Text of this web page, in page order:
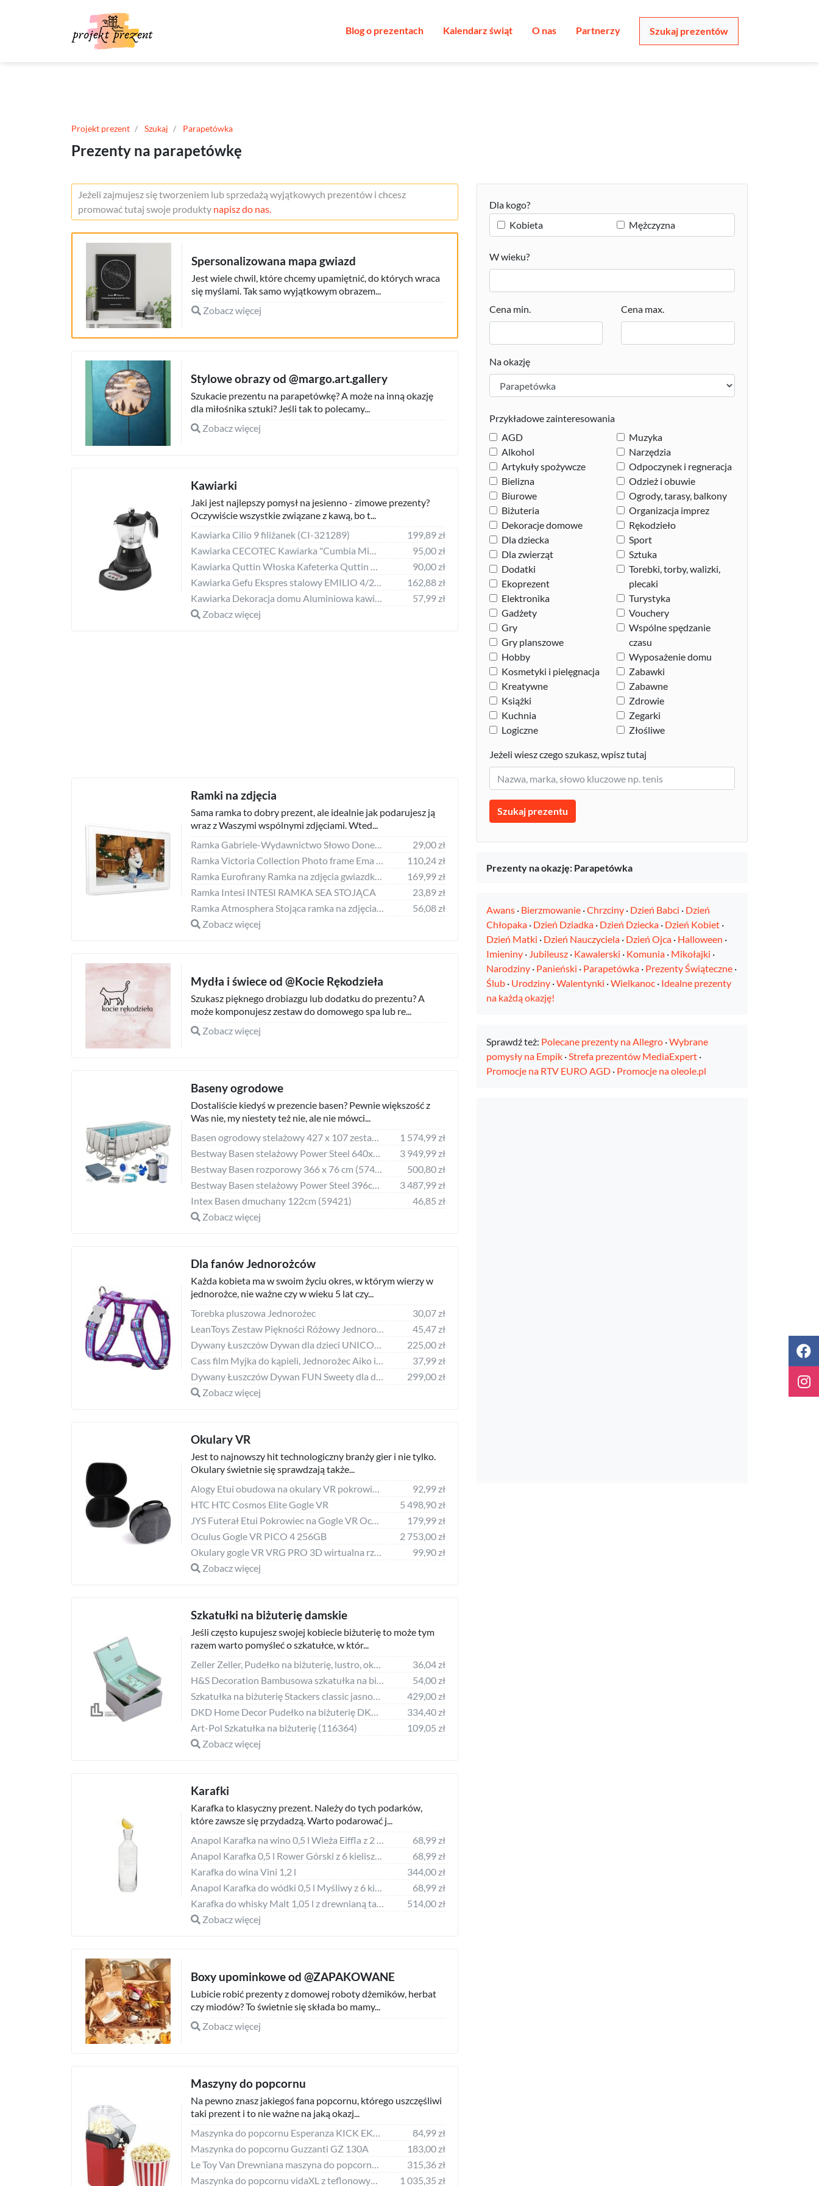
Blog o prezentach Kalendarz świąt O nas Partnerzy Szukaj prezentów
Projekt prezent Szukaj Parapetówka
Prezenty na parapetówkę
Jeżeli zajmujesz się tworzeniem lub sprzedażą wyjątkowych prezentów i chcesz
promować tutaj swoje produkty napisz do nas.
Spersonalizowana mapa gwiazd
Jest wiele chwil, które chcemy upamiętnić, do których wraca
się myślami. Tak samo wyjątkowym obrazem...
Zobacz więcej
Stylowe obrazy od @margo.art.gallery
Szukacie prezentu na parapetówkę? A może na inną okazję
dla miłośnika sztuki? Jeśli tak to polecamy...
Zobacz więcej
Kawiarki
Jaki jest najlepszy pomysł na jesienno - zimowe prezenty?
Oczywiście wszystkie związane z kawą, bo t...
Kawiarka Cilio 9 filiżanek (CI-321289)
199,89 zł
Kawiarka CECOTEC Kawiarka "Cumbia Mimoka 600" Stalowy
95,00 zł
Kawiarka Quttin Włoska Kafeterka Quttin Darkblack Indukcja Czarny - 6 Filiżanek
90,00 zł
Kawiarka Gefu Ekspres stalowy EMILIO 4/200 ml Gefu
162,88 zł
Kawiarka Dekoracja domu Aluminiowa kawiarka Kelsey srebrna
57,99 zł
Zobacz więcej
Ramki na zdjęcia
Sama ramka to dobry prezent, ale idealnie jak podarujesz ją
wraz z Waszymi wspólnymi zdjęciami. Wted...
Ramka Gabriele-Wydawnictwo Słowo Doneck B 13x18 Resin Frame AZ157
29,00 zł
Ramka Victoria Collection Photo frame Ema Gallery 40x40/4/10x15 brown (VF3969) 4741326210891
110,24 zł
Ramka Eurofirany Ramka na zdjęcia gwiazdki ALVI 21X26X2 biała + szara x12
169,99 zł
Ramka Intesi INTESI RAMKA SEA STOJĄCA
23,89 zł
Ramka Atmosphera Stojąca ramka na zdjęcia MAE, 13 x 18 cm
56,08 zł
Zobacz więcej
Mydła i świece od @Kocie Rękodzieła
Szukasz pięknego drobiazgu lub dodatku do prezentu? A
może komponujesz zestaw do domowego spa lub re...
Zobacz więcej
Baseny ogrodowe
Dostaliście kiedyś w prezencie basen? Pewnie większość z
Was nie, my niestety też nie, ale nie mówci...
Basen ogrodowy stelażowy 427 x 107 zestaw 17w1 Bestway 5614Z
1 574,99 zł
Bestway Basen stelażowy Power Steel 640x274cm 18w1 (5611Z)
3 949,99 zł
Bestway Basen rozporowy 366 x 76 cm (57445)
500,80 zł
Bestway Basen stelażowy Power Steel 396cm (5614V)
3 487,99 zł
Intex Basen dmuchany 122cm (59421)
46,85 zł
Zobacz więcej
Dla fanów Jednorożców
Każda kobieta ma w swoim życiu okres, w którym wierzy w
jednorożce, nie ważne czy w wieku 5 lat czy...
Torebka pluszowa Jednorożec
30,07 zł
LeanToys Zestaw Piękności Różowy Jednorożec Makijaż
45,47 zł
Dywany Łuszczów Dywan dla dzieci UNICORN róż JEDNOROŻEC, 150x300 cm
225,00 zł
Cass film Myjka do kąpieli, Jednorożec Aiko i Yiuki
37,99 zł
Dywany Łuszczów Dywan FUN Sweety dla dzieci, jednorożec, tęcza beż, 160x220 cm
299,00 zł
Zobacz więcej
Okulary VR
Jest to najnowszy hit technologiczny branży gier i nie tylko.
Okulary świetnie się sprawdzają także...
Alogy Etui obudowa na okulary VR pokrowiec do Oculus Quest 2 uniwersalny
92,99 zł
HTC HTC Cosmos Elite Gogle VR
5 498,90 zł
JYS Futerał Etui Pokrowiec na Gogle VR Oculus Quest 2 / JYS-OC007
179,99 zł
Oculus Gogle VR PICO 4 256GB
2 753,00 zł
Okulary gogle VR VRG PRO 3D wirtualna rzeczywistość na telefon 5-7 cali ze słuchawkami Czarne
99,90 zł
Zobacz więcej
Szkatułki na biżuterię damskie
Jeśli często kupujesz swojej kobiecie biżuterię to może tym
razem warto pomyśleć o szkatułce, w któr...
Zeller Zeller, Pudełko na biżuterię, lustro, okrągłe, polyresin, szary
36,04 zł
H&S Decoration Bambusowa szkatułka na biżuterię ORGANIZER 15x12cm
54,00 zł
Szkatułka na biżuterię Stackers classic jasnobeżowa z 2 szufladami
429,00 zł
DKD Home Decor Pudełko na biżuterię DKD Home Decor Drewno Plaża (34 x 14 x 24 cm)
334,40 zł
Art-Pol Szkatułka na biżuterię (116364)
109,05 zł
Zobacz więcej
Karafki
Karafka to klasyczny prezent. Należy do tych podarków,
które zawsze się przydadzą. Warto podarować j...
Anapol Karafka na wino 0,5 l Wieża Eiffla z 2 kieliszkami
68,99 zł
Anapol Karafka 0,5 l Rower Górski z 6 kieliszkami
68,99 zł
Karafka do wina Vini 1,2 l
344,00 zł
Anapol Karafka do wódki 0,5 l Myśliwy z 6 kieliszkami
68,99 zł
Karafka do whisky Malt 1,05 l z drewnianą tacą 2 el.
514,00 zł
Zobacz więcej
Boxy upominkowe od @ZAPAKOWANE
Lubicie robić prezenty z domowej roboty dżemików, herbat
czy miodów? To świetnie się składa bo mamy...
Zobacz więcej
Maszyny do popcornu
Na pewno znasz jakiegoś fana popcornu, którego uszczęśliwi
taki prezent i to nie ważne na jaką okazj...
Maszynka do popcornu Esperanza KICK EKP007
84,99 zł
Maszynka do popcornu Guzzanti GZ 130A
183,00 zł
Le Toy Van Drewniana maszyna do popcornu zabawka Le Toy Van
315,36 zł
Maszynka do popcornu vidaXL z teflonowym pojemnikiem 51058
1 035,35 zł
Dla kogo?
Kobieta
Mężczyzna
W wieku?
Cena min. Cena max.
Na okazję
Przykładowe zainteresowania
AGD
Alkohol
Artykuły spożywcze
Bielizna
Biurowe
Biżuteria
Dekoracje domowe
Dla dziecka
Dla zwierząt
Dodatki
Ekoprezent
Elektronika
Gadżety
Gry
Gry planszowe
Hobby
Kosmetyki i pielęgnacja
Kreatywne
Książki
Kuchnia
Logiczne
Muzyka
Narzędzia
Odpoczynek i regneracja
Odzież i obuwie
Ogrody, tarasy, balkony
Organizacja imprez
Rękodzieło
Sport
Sztuka
Torebki, torby, walizki,
plecaki
Turystyka
Vouchery
Wspólne spędzanie
czasu
Wyposażenie domu
Zabawki
Zabawne
Zdrowie
Zegarki
Złośliwe
Jeżeli wiesz czego szukasz, wpisz tutaj
Szukaj prezentu
Prezenty na okazję: Parapetówka
Awans· Bierzmowanie·Chrzciny· Dzień Babci · Dzień
Chłopaka· Dzień Dziadka· Dzień Dziecka· Dzień Kobiet·
Dzień Matki · Dzień Nauczyciela· Dzień Ojca· Halloween ·
Imieniny· Jubileusz· Kawalerski · Komunia· Mikołajki ·
Narodziny· Panieński · Parapetówka· Prezenty Świąteczne·
Ślub· Urodziny·Walentynki ·Wielkanoc· Idealne prezenty
na każdą okazję!
Sprawdź też: Polecane prezenty na Allegro ·Wybrane
pomysły na Empik·Strefa prezentów MediaExpert·
Promocje na RTV EURO AGD· Promocje na oleole.pl